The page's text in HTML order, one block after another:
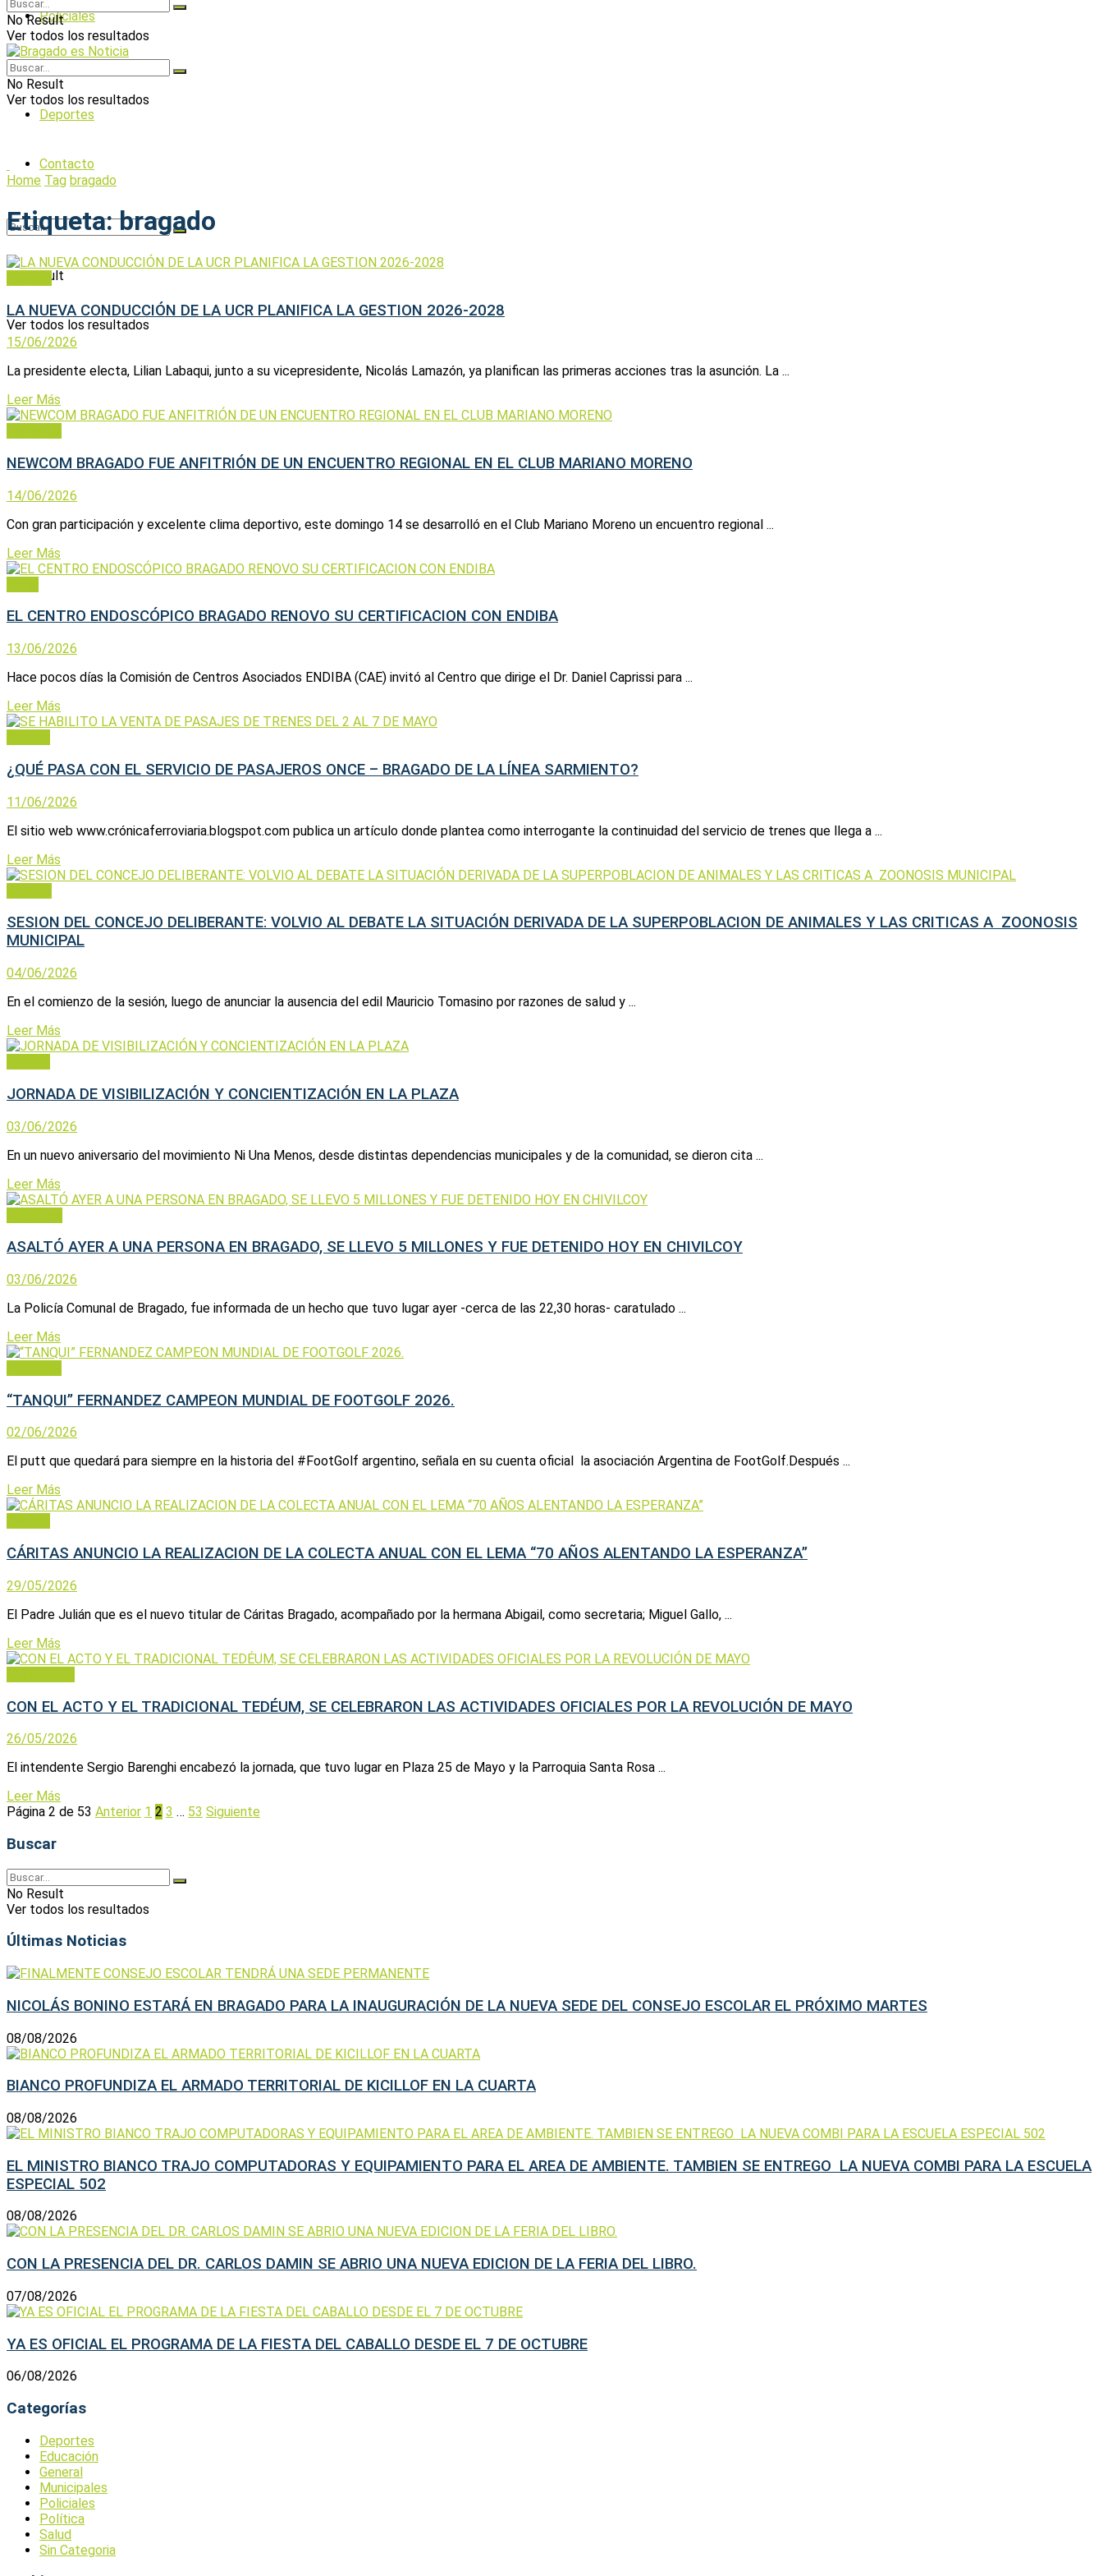
Policiales
Política
Deportes
Contacto
No Result
Ver todos los resultados
No Result
Ver todos los resultados
No Result
Ver todos los resultados
Home Tag bragado
Etiqueta:bragado
LA NUEVA CONDUCCIÓN DE LA UCR PLANIFICA LA GESTION 2026-2028
15/06/2026
La presidente electa, Lilian Labaqui, junto a su vicepresidente, Nicolás Lamazón, ya planifican las primeras acciones tras la asunción. La ...
Leer Más
NEWCOM BRAGADO FUE ANFITRIÓN DE UN ENCUENTRO REGIONAL EN EL CLUB MARIANO MORENO
14/06/2026
Con gran participación y excelente clima deportivo, este domingo 14 se desarrolló en el Club Mariano Moreno un encuentro regional ...
Leer Más
EL CENTRO ENDOSCÓPICO BRAGADO RENOVO SU CERTIFICACION CON ENDIBA
13/06/2026
Hace pocos días la Comisión de Centros Asociados ENDIBA (CAE) invitó al Centro que dirige el Dr. Daniel Caprissi para ...
Leer Más
¿QUÉ PASA CON EL SERVICIO DE PASAJEROS ONCE – BRAGADO DE LA LÍNEA SARMIENTO?
11/06/2026
El sitio web www.crónicaferroviaria.blogspot.com publica un artículo donde plantea como interrogante la continuidad del servicio de trenes que llega a ...
Leer Más
SESION DEL CONCEJO DELIBERANTE: VOLVIO AL DEBATE LA SITUACIÓN DERIVADA DE LA SUPERPOBLACION DE ANIMALES Y LAS CRITICAS A ZOONOSIS
MUNICIPAL
04/06/2026
En el comienzo de la sesión, luego de anunciar la ausencia del edil Mauricio Tomasino por razones de salud y ...
Leer Más
JORNADA DE VISIBILIZACIÓN Y CONCIENTIZACIÓN EN LA PLAZA
03/06/2026
En un nuevo aniversario del movimiento Ni Una Menos, desde distintas dependencias municipales y de la comunidad, se dieron cita ...
Leer Más
ASALTÓ AYER A UNA PERSONA EN BRAGADO, SE LLEVO 5 MILLONES Y FUE DETENIDO HOY EN CHIVILCOY
03/06/2026
La Policía Comunal de Bragado, fue informada de un hecho que tuvo lugar ayer -cerca de las 22,30 horas- caratulado ...
Leer Más
“TANQUI” FERNANDEZ CAMPEON MUNDIAL DE FOOTGOLF 2026.
02/06/2026
El putt que quedará para siempre en la historia del #FootGolf argentino, señala en su cuenta oficial la asociación Argentina de FootGolf.Después ...
Leer Más
CÁRITAS ANUNCIO LA REALIZACION DE LA COLECTA ANUAL CON EL LEMA “70 AÑOS ALENTANDO LA ESPERANZA”
29/05/2026
El Padre Julián que es el nuevo titular de Cáritas Bragado, acompañado por la hermana Abigail, como secretaria; Miguel Gallo, ...
Leer Más
CON EL ACTO Y EL TRADICIONAL TEDÉUM, SE CELEBRARON LAS ACTIVIDADES OFICIALES POR LA REVOLUCIÓN DE MAYO
26/05/2026
El intendente Sergio Barenghi encabezó la jornada, que tuvo lugar en Plaza 25 de Mayo y la Parroquia Santa Rosa ...
Leer Más
Página 2 de 53 Anterior 1 2 3 … 53 Siguiente
Buscar
No Result
Ver todos los resultados
Últimas Noticias
NICOLÁS BONINO ESTARÁ EN BRAGADO PARA LA INAUGURACIÓN DE LA NUEVA SEDE DEL CONSEJO ESCOLAR EL PRÓXIMO MARTES
08/08/2026
BIANCO PROFUNDIZA EL ARMADO TERRITORIAL DE KICILLOF EN LA CUARTA
08/08/2026
EL MINISTRO BIANCO TRAJO COMPUTADORAS Y EQUIPAMIENTO PARA EL AREA DE AMBIENTE. TAMBIEN SE ENTREGO LA NUEVA COMBI PARA LA ESCUELA
ESPECIAL 502
08/08/2026
CON LA PRESENCIA DEL DR. CARLOS DAMIN SE ABRIO UNA NUEVA EDICION DE LA FERIA DEL LIBRO.
07/08/2026
YA ES OFICIAL EL PROGRAMA DE LA FIESTA DEL CABALLO DESDE EL 7 DE OCTUBRE
06/08/2026
Categorías
Deportes
Educación
General
Municipales
Policiales
Política
Salud
Sin Categoria